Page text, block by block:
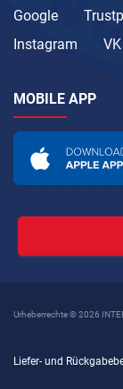
Google
Instagram
VK
MOBILE APP
Urheberrechte © 2026
Liefer- und